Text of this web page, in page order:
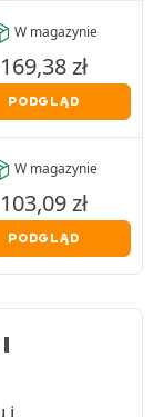
W magazynie
169,38zł
PODGLĄD
W magazynie
103,09zł
PODGLĄD
i